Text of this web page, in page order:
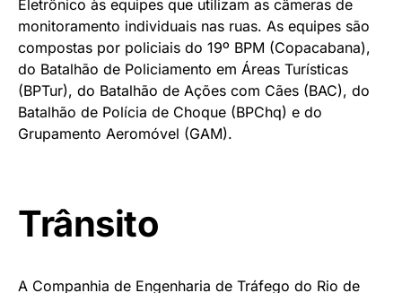
Eletrônico às equipes que utilizam as câmeras de
monitoramento individuais nas ruas. As equipes são
compostas por policiais do 19º BPM (Copacabana),
do Batalhão de Policiamento em Áreas Turísticas
(BPTur), do Batalhão de Ações com Cães (BAC), do
Batalhão de Polícia de Choque (BPChq) e do
Grupamento Aeromóvel (GAM).
Trânsito
A Companhia de Engenharia de Tráfego do Rio de